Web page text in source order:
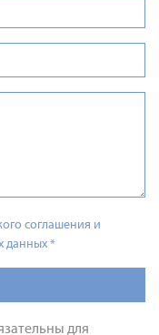
соглашения и
данных*
для